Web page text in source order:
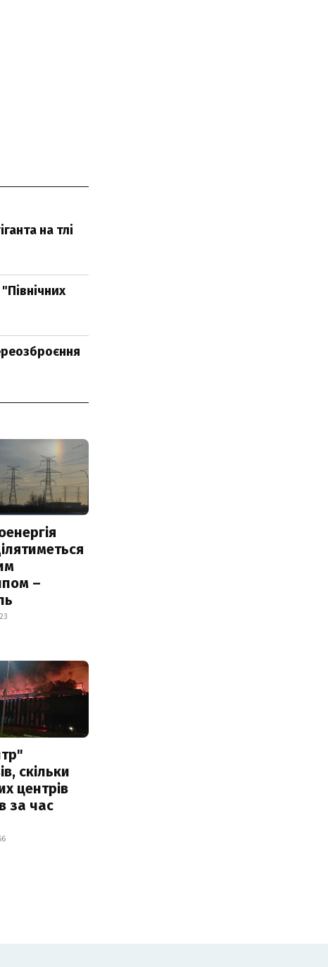
на тлі
–
скільки
центрів
за час